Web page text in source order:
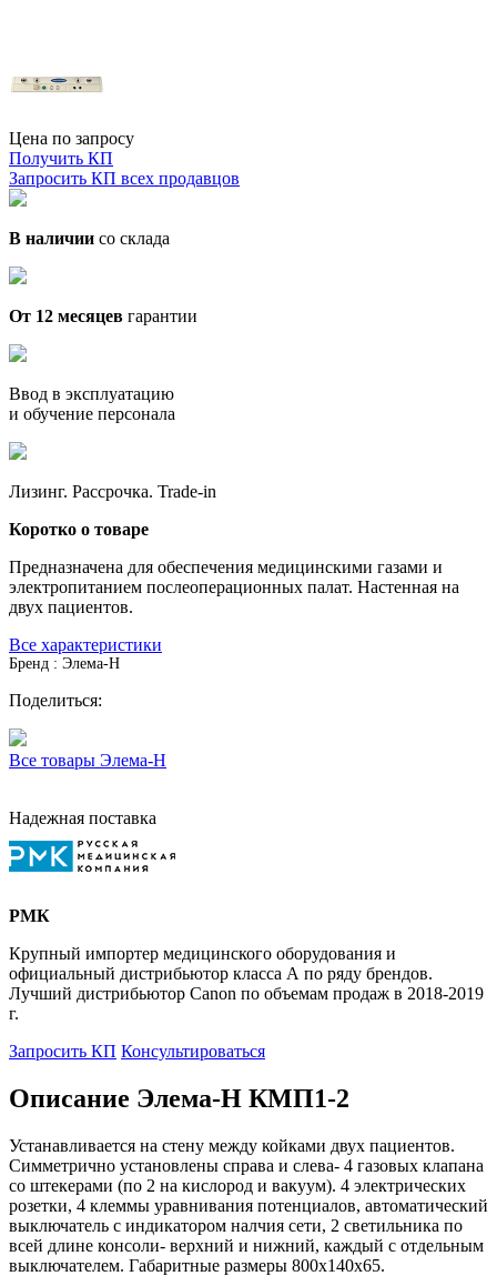
Цена по запросу
Получить КП
Запросить КП всех продавцов
В наличии со склада
От 12 месяцев гарантии
Ввод в эксплуатацию
и обучение персонала
Лизинг. Рассрочка. Trade-in
Коротко о товаре
Предназначена для обеспечения медицинскими газами и
электропитанием послеоперационных палат. Настенная на
двух пациентов.
Все характеристики
Бренд : Элема-Н
Поделиться:
Все товары Элема-Н
Надежная поставка
РМК
Крупный импортер медицинского оборудования и
официальный дистрибьютор класса А по ряду брендов.
Лучший дистрибьютор Canon по объемам продаж в 2018-2019
г.
Запросить КП Консультироваться
Описание Элема-Н КМП1-2
Устанавливается на стену между койками двух пациентов.
Симметрично установлены справа и слева- 4 газовых клапана
со штекерами (по 2 на кислород и вакуум). 4 электрических
розетки, 4 клеммы уравнивания потенциалов, автоматический
выключатель с индикатором налчия сети, 2 светильника по
всей длине консоли- верхний и нижний, каждый с отдельным
выключателем. Габаритные размеры 800х140х65.